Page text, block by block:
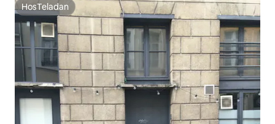
HosTeladan
HosTeladan